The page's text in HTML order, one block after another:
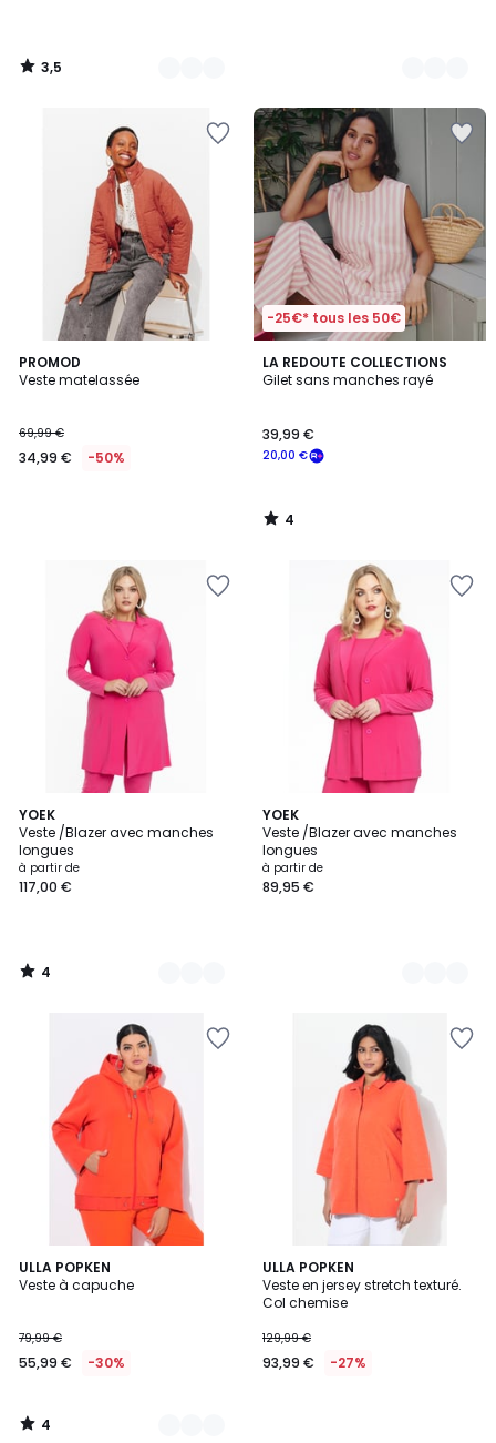
3,5
/
PROMOD
Veste matelassée
69,99 €
34,99 € -50%
-25€* tous les 50€
LA REDOUTE COLLECTIONS
Gilet sans manches rayé
20,00 €
39,99 €
4
/
4
/
YOEK
Veste /Blazer avec manches
longues
à partir de
117,00 €
4
/
5
10
Couleurs
4
/
YOEK
Veste /Blazer avec manches
longues
à partir de
89,95 €
4
Couleurs
ULLA POPKEN
Veste à capuche
79,99 €
55,99 € -30%
4
/
2
Couleurs
4
/
ULLA POPKEN
Veste en jersey stretch texturé.
Col chemise
129,99 €
93,99 € -27%